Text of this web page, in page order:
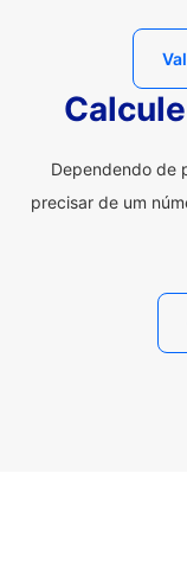
Dependendo de
precisar de um